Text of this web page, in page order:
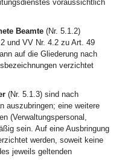
voraussichtlich
Beamte (Nr. 5.1.2)
und VV Nr. 4.2 zu Art. 49
auf die Gliederung nach
verzichtet
(Nr. 5.1.3) sind nach
auszubringen; eine weitere
(Verwaltungspersonal,
sein. Auf eine Ausbringung
werden, soweit keine
jeweils geltenden